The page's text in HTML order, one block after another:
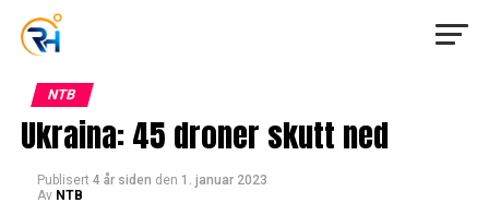
NTB
Ukraina: 45 droner skutt ned
Publisert 4 år siden den 1. januar 2023
Av NTB